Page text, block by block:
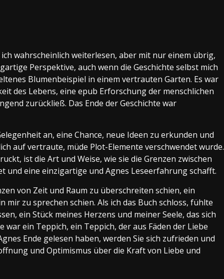
wahrscheinlich weiterlesen, aber mit nur einem übrig,
Perspektive, auch wenn die Geschichte selbst mich
Blumenbeispiel in einem vertrauten Garten. Es war
des Lebens, eine epub Erforschung der menschlichen
zurückließ. Das Ende der Geschichte war
an, eine Chance, neue Ideen zu erkunden und
auf vertraute, müde Plot-Elemente verschwendet wurde.
ist die Art und Weise, wie sie die Grenzen zwischen
und eine einzigartige und Agnes Leseerfahrung schafft.
von Zeit und Raum zu überschreiten schien, ein
zu sprechen schien. Als ich das Buch schloss, fühlte
ein Stück meines Herzens und meiner Seele, das sich
ein Teppich, ein Teppich, der aus Fäden der Liebe
Ende gelesen haben, werden Sie sich zufrieden und
und Optimismus über die Kraft von Liebe und